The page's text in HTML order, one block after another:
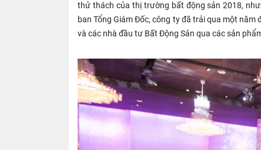
thử thách của thị trường bất động sản 2018,
ban Tổng Giám Đốc, công ty đã trải qua một
và các nhà đầu tư Bất Động Sản qua các sản